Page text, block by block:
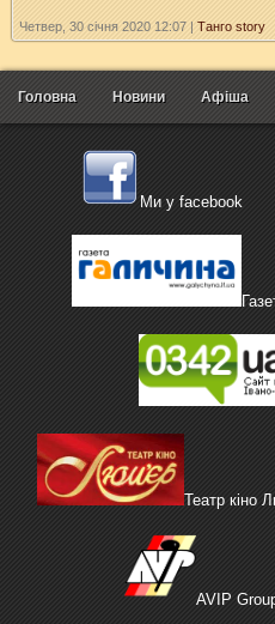
Четвер, 30 січня 2020 12:07 | Танго story
Головна Новини Афіша
Ми у facebook
Театр кіно
AVIP